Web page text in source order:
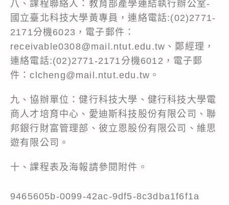
八、課程聯絡人：教育部產學連結執行辦公室-
國立臺北科技大學黃專員，連絡電話:(02)2771-
2171分機6023，電子郵件：
receivable0308@mail.ntut.edu.tw、鄭經理，
連絡電話:(02)2771-2171分機6012，電子郵
件：clcheng@mail.ntut.edu.tw。
九、協辦單位：健行科技大學、健行科技大學電
商人才培育中心、愛迪斯科技股份有限公司、聯
邦銀行財富管理部、彼立恩股份有限公司、維思
遊有限公司。
十、課程表及海報請參閱附件。
9465605b-0099-42ac-9df5-8c3dba1f6f1a